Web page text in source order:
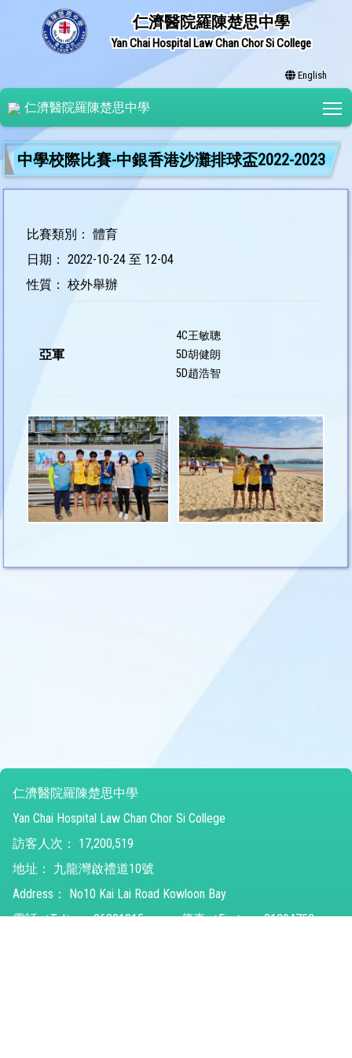
仁濟醫院羅陳楚思中學
Yan Chai Hospital Law Chan Chor Si College
English
仁濟醫院羅陳楚思中學
中學校際比賽-中銀香港沙灘排球盃2022-2023
比賽類別： 體育
日期： 2022-10-24 至 12-04
性質： 校外舉辦
亞軍
4C王敏聰
5D胡健朗
5D趙浩智
仁濟醫院羅陳楚思中學
Yan Chai Hospital Law Chan Chor Si College
訪客人次：
17,200,519
地址：
九龍灣啟禮道10號
Address：
No10 Kai Lai Road Kowloon Bay
電話（Tel）： 26821315 傳真（Fax）： 31294752